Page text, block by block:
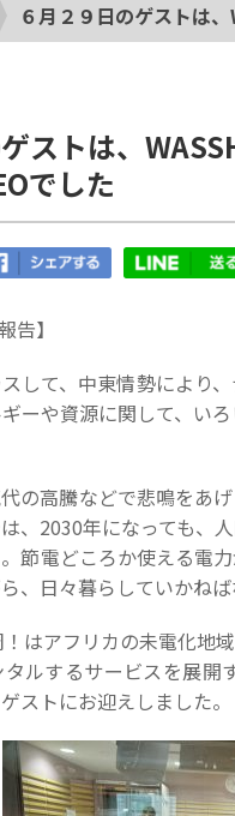
６月２９日のゲストは
ストは、
でした
告】
して、中東情勢により
ーや資源に関して、い
の高騰などで悲鳴をあ
、2030年になっても、
節電どころか使える電
、日々暮らしていかね
はアフリカの未電化地
ルするサービスを展開
ストにお迎えしました。